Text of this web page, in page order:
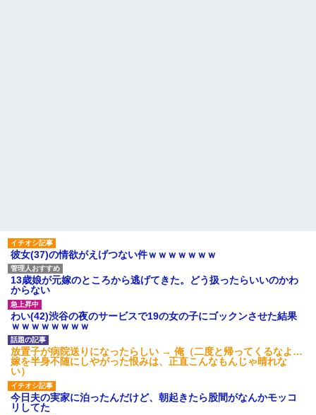
彼女(37)の情欲がえげつない件ｗｗｗｗｗｗｗ
13歳娘が元嫁のところから逃げてきた。どう扱ったらいいのかわ
からない
わい(42)渋谷の夜のサービスで19の女の子にゴックンさせた結果
ｗｗｗｗｗｗｗｗ
放置子が病院送りになったらしい → 俺（二度と帰ってくるなよ…
嫁を半身不随にしやがった恨みは、正直こんなもんじゃ晴れな
い）
今日夫の実家に泊ったんだけど、朝起きたら股間がなんかモッコ
リしてた